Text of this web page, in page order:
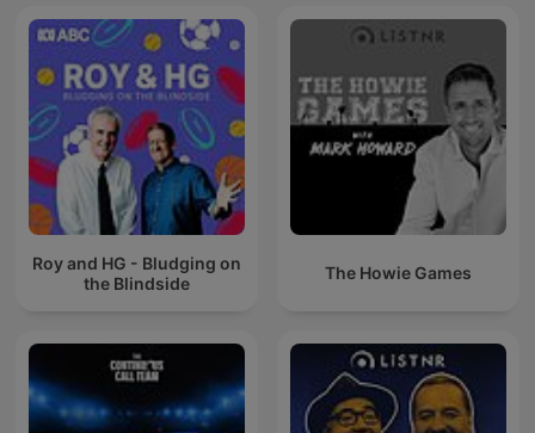
Roy and HG - Bludging on
the Blindside
The Howie Games